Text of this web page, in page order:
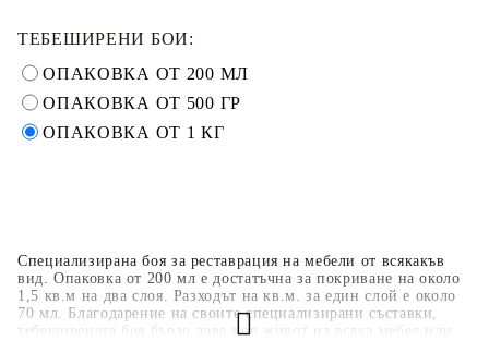
Специализирана боя за реставрация на мебели от всякакъв
вид. Опаковка от 200 мл е достатъчна за покриване на около
1,5 кв.м на два слоя. Разходът на кв.м. за един слой е около
70 мл. Благодарение на своите специализирани съставки,
тебеширената боя бързо дава нов живот на всяка мебел или
ТЕБЕШИРЕНИ БОИ:
ОПАКОВКА ОТ 200 МЛ
ОПАКОВКА ОТ 500 ГР
ОПАКОВКА ОТ 1 КГ